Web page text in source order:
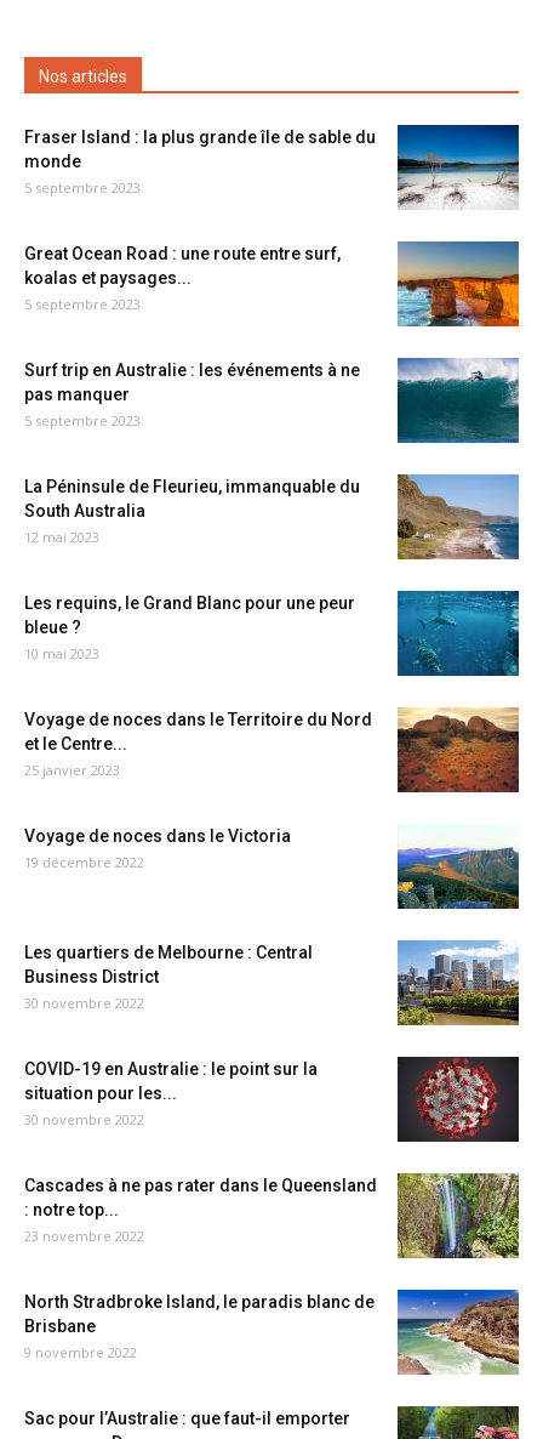
Nos articles
Fraser Island : la plus grande île de sable du
monde
5 septembre 2023
Great Ocean Road : une route entre surf,
koalas et paysages...
5 septembre 2023
Surf trip en Australie : les événements à ne
pas manquer
5 septembre 2023
La Péninsule de Fleurieu, immanquable du
South Australia
12 mai 2023
Les requins, le Grand Blanc pour une peur
bleue ?
10 mai 2023
Voyage de noces dans le Territoire du Nord
et le Centre...
25 janvier 2023
Voyage de noces dans le Victoria
19 décembre 2022
Les quartiers de Melbourne : Central
Business District
30 novembre 2022
COVID-19 en Australie : le point sur la
situation pour les...
30 novembre 2022
Cascades à ne pas rater dans le Queensland
: notre top...
23 novembre 2022
North Stradbroke Island, le paradis blanc de
Brisbane
9 novembre 2022
Sac pour l’Australie : que faut-il emporter